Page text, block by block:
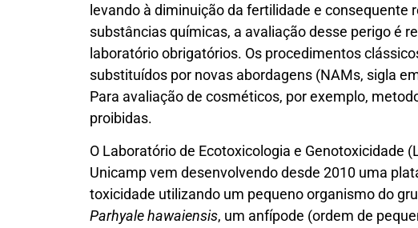
levando à diminuição da fertilidade e consequente
substâncias químicas, a avaliação desse perigo é
laboratório obrigatórios. Os procedimentos
substituídos por novas abordagens (NAMs, sigla
Para avaliação de cosméticos, por exemplo,
proibidas.
O Laboratório de Ecotoxicologia e Genotoxicidade
Unicamp vem desenvolvendo desde 2010 uma
toxicidade utilizando um pequeno organismo do
Parhyale hawaiensis, um anfípode (ordem de